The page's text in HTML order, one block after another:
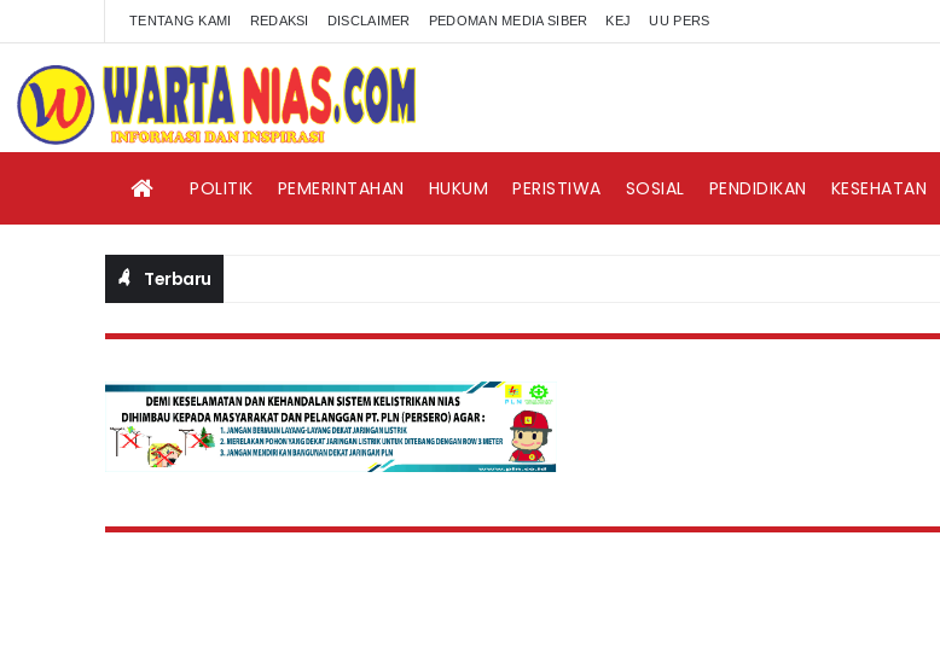
TENTANG KAMI REDAKSI DISCLAIMER PEDOMAN MEDIA SIBER KEJ UU PERS
POLITIK PEMERINTAHAN HUKUM PERISTIWA SOSIAL PENDIDIKAN KESEHATAN
Terbaru